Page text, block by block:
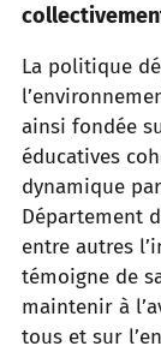
La politique
ainsi fondée
éducatives
dynamique
Département
entre autres
témoigne de
maintenir à
tous et sur